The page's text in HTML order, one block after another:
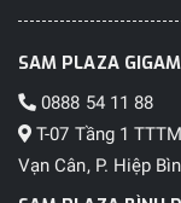
SAM PLAZA
0888 54 11 88
T-07 Tầng 1
Vạn Cân, P. Hiệp